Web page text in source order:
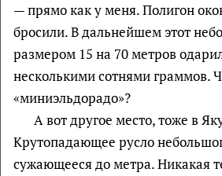
— прямо как у меня. Полигон
бросили. В дальнейшем этот
размером 15 на 70 метров
несколькими сотнями граммов.
«миниэльдорадо»?
А вот другое место, тоже в
Крутопадающее русло
сужающееся до метра. Никакая